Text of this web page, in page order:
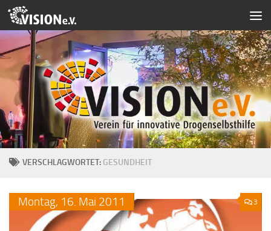
Zum Inhalt springen
VERSCHLAGWORTET: GESUNDHEIT
3
Montag, 16. Mai 2011